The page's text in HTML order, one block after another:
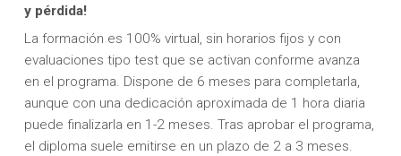
y pérdida!
La formación es 100% virtual, sin horarios fijos y con
evaluaciones tipo test que se activan conforme avanza
en el programa. Dispone de 6 meses para completarla,
aunque con una dedicación aproximada de 1 hora diaria
puede finalizarla en 1-2 meses. Tras aprobar el programa,
el diploma suele emitirse en un plazo de 2 a 3 meses.